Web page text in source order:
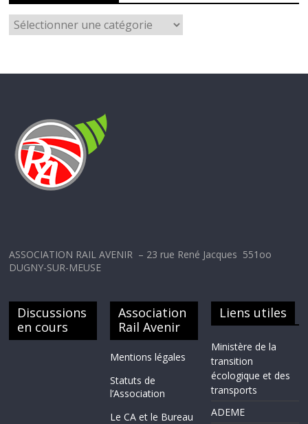
Tous
nos
ASSOCIATION RAIL AVENIR – 23 rue René Jacques 551oo
DUGNY-SUR-MEUSE
Discussions
en cours
Association
Rail Avenir
Mentions légales
Statuts de
l’Association
Le CA et le Bureau
Liens utiles
Ministère de la
transition
écologique et des
transports
ADEME